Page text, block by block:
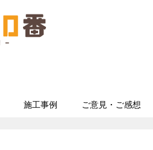
施工事例 ご意見・ご感想